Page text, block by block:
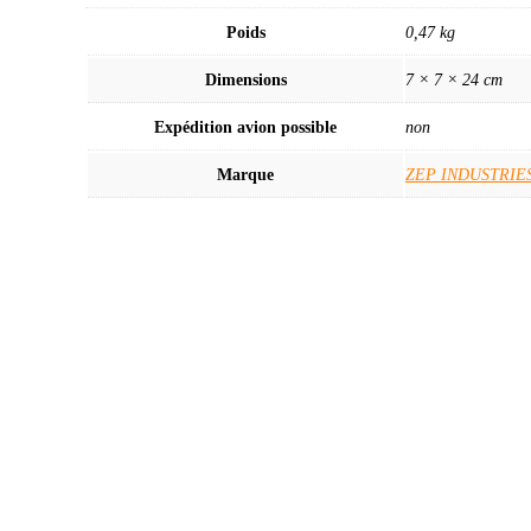
REVETEMENT
A
Poids 0,47 kg
Dimensions 7 × 7 × 24 cm
Expédition avion possible non
Marque ZEP